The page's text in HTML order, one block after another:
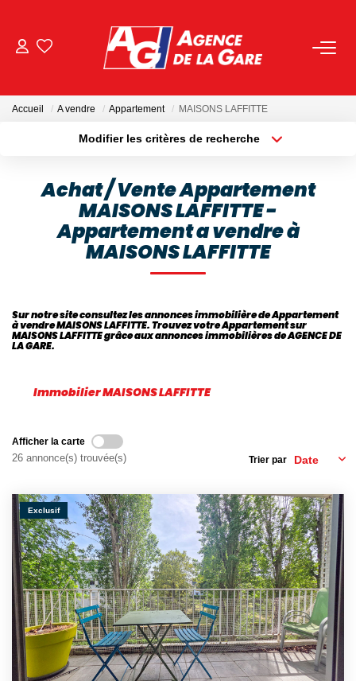
BIENS VENDUS
NOS AGENCES
Toutes Les Agences
Nous Rejoindre
Nos Actualités
NOUS CONTACTER
Accueil A vendre Appartement MAISONS LAFFITTE
Modifier les critères de recherche
Surface min Budget max
Plus de critères Créer une alerte
Achat / Vente Appartement
MAISONS LAFFITTE -
Appartement a vendre à
MAISONS LAFFITTE
Sur notre site consultez les annonces immobilière de Appartement
à vendre MAISONS LAFFITTE. Trouvez votre Appartement sur
MAISONS LAFFITTE grâce aux annonces immobilières de AGENCE DE
LA GARE.
Immobilier MAISONS LAFFITTE
Afficher la carte
26 annonce(s) trouvée(s) Trier par
Exclusif